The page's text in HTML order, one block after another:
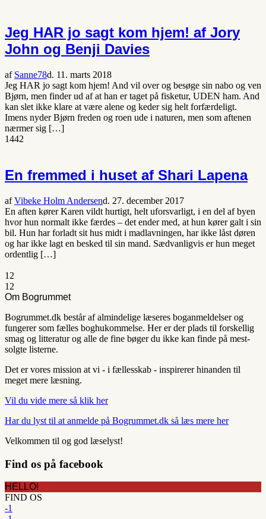
Jeg HAR jo sagt kom hjem! af Jory
John og Benji Davies
af Sanne78d. 11. marts 2018
Jeg HAR jo sagt kom hjem! And vil over og besøge sin nabo og ven
Bjørn, men finder ud af at han er taget på fisketur, UDEN ham. And
kan slet ikke klare at være alene og keder sig helt forfærdeligt.
Imens nyder Bjørn freden og roen ude i naturen, men som aftenen
nærmer sig […]
1442
En fremmed i huset af Shari Lapena
afVibeke Holm Andersend. 27. december 2017
En aften kører Karen vildt hurtigt, helt uforsvarligt, i en del af byen
hvor hun normalt ikke færdes – det ender med, at hun kører galt i sin
bil. Hun har forladt sit hus midt i madlavningen, har ikke låst døren
og har ikke lagt en besked til sin mand. Sædvanligvis er hun meget
ordentlig […]
1 2
1 2
Om Bogrummet
Bogrummet.dk består af almindelige læseres boganmeldelser og
fungerer som fælles boghukommelse. Her er der plads til forskellig
smag og litteratur og alle de fine bøger du ikke kan finde på mest-
solgte listerne.
Det er vores mission at vi - i fællesskab - inspirerer hinanden til
meget mere læsning.
Vil du vide mere så klik her
Har du lyst til at anmelde på Bogrummet.dk så læs mere her
Velkommen til og god læselyst!
Find os på facebook
HELLO!
FIND OS
-1